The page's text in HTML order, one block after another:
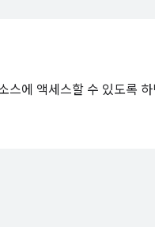
스에 액세스할 수 있도록